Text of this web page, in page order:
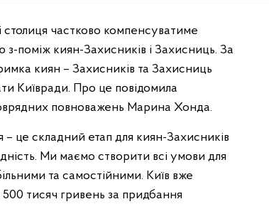
столиця частково компенсуватиме
з-поміж киян-Захисників і Захисниць. За
киян – Захисників та Захисниць
Київради. Про це повідомила
повноважень Марина Хонда.
– це складний етап для киян-Захисників
Ми маємо створити всі умови для
та самостійними. Київ вже
тисяч гривень за придбання